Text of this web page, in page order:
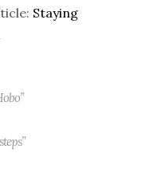
Staying